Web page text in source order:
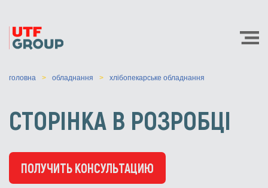
головна обладнання хлібопекарське обладнання
СТОРІНКА В РОЗРОБЦІ
ПОЛУЧИТЬ КОНСУЛЬТАЦИЮ